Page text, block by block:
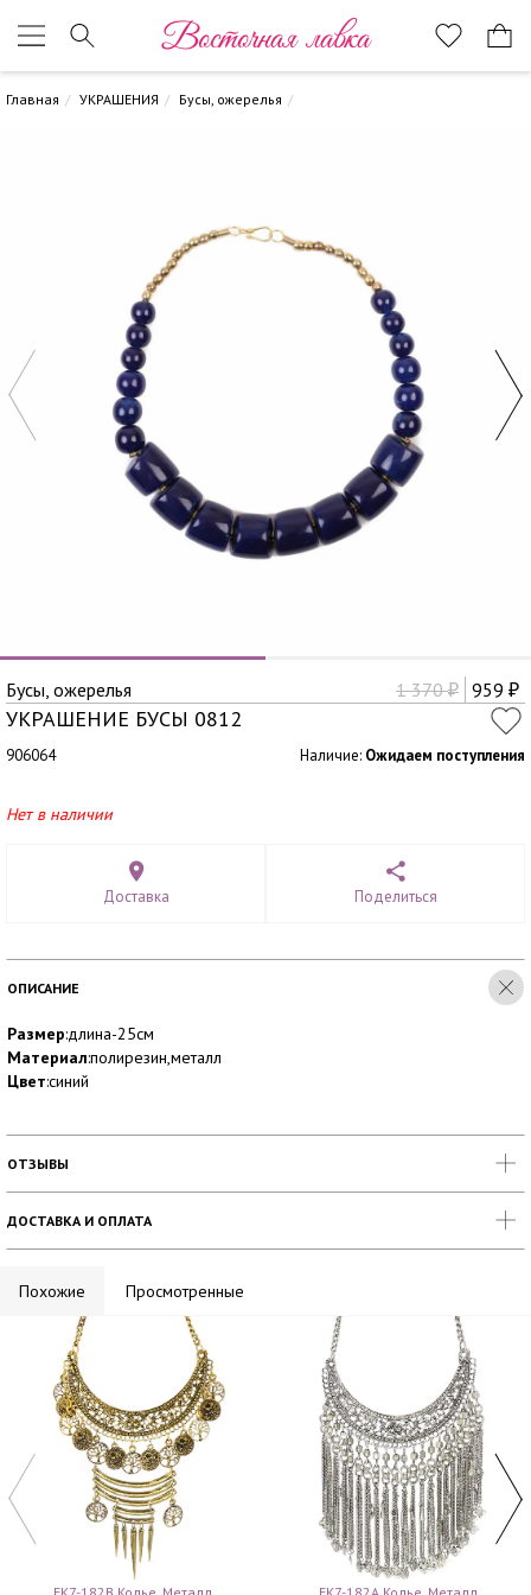
Восточная лавка
Главная УКРАШЕНИЯ Бусы, ожерелья
Бусы, ожерелья 1 370₽ 959 ₽
УКРАШЕНИЕ БУСЫ 0812
906064 Наличие: Ожидаем поступления
Нет в наличии
Доставка Поделиться
ОПИСАНИЕ
Размер:длина-25см
Материал:полирезин,металл
Цвет:синий
ОТЗЫВЫ
ДОСТАВКА И ОПЛАТА
Похожие Просмотренные